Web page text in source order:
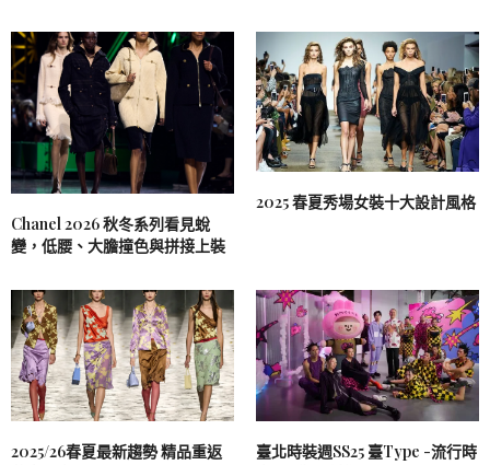
Chanel 2026 秋冬系列看見蛻
變，低腰、大膽撞色與拼接上裝
2025 春夏秀場女裝十大設計風格
2025/26春夏最新趨勢 精品重返
臺北時裝週SS25 臺Type -流行時